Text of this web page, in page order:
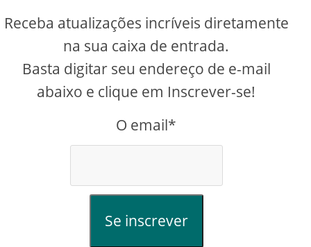
Receba atualizações incríveis diretamente
na sua caixa de entrada.
Basta digitar seu endereço de e-mail
abaixo e clique em Inscrever-se!
O email*
Se inscrever